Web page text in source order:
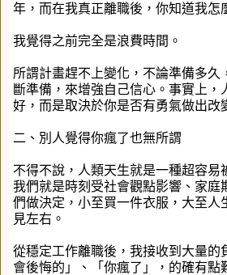
年，而在我真正離職後，你知道我怎
我覺得之前完全是浪費時間。
所謂計畫趕不上變化，不論準備多
斷準備，來增強自己信心。事實上
好，而是取決於你是否有勇氣做出改
二、別人覺得你瘋了也無所謂
不得不說，人類天生就是一種超容
我們就是時刻受社會觀點影響、家
們做決定，小至買一件衣服，大至
見左右。
從穩定工作離職後，我接收到大量
會後悔的」、「你瘋了」，的確有